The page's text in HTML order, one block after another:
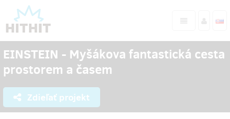
EINSTEIN - Myšákova fantastická cesta
prostorem a časem
Zdieľať projekt